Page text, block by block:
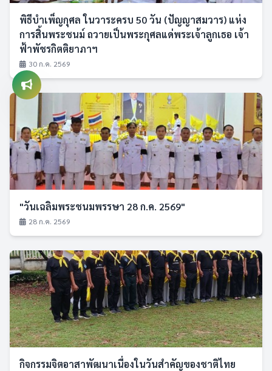
พิธีบำเพ็ญกุศล ในวาระครบ 50 วัน (ปัญญาสมวาร) แห่ง
การสิ้นพระชนม์ ถวายเป็นพระกุศลแด่พระเจ้าลูกเธอ เจ้า
ฟ้าพัชรกิตติยาภาฯ
30 ก.ค. 2569
"วันเฉลิมพระชนมพรรษา 28 ก.ค. 2569"
28 ก.ค. 2569
กิจกรรมจิตอาสาพัฒนาเนื่องในวันสำคัญของชาติไทย